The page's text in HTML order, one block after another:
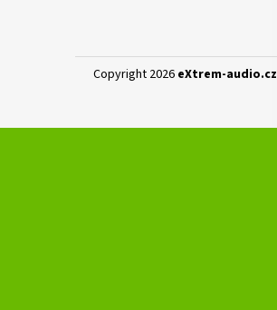
Copyright 2026 eXtrem-audio.cz